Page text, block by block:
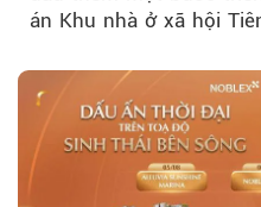
án Khu nhà ở xã hội